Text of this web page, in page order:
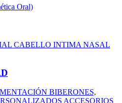
Oral)
CABELLO INTIMA NASAL
BIBERONES,
ACCESORIOS